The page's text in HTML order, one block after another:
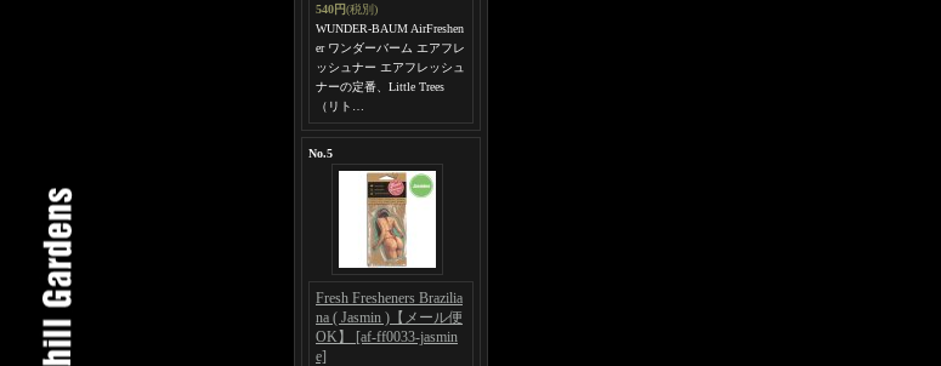
540円(税別)
WUNDER-BAUM AirFreshen
er ワンダーバーム エアフレ
ッシュナー エアフレッシュ
ナーの定番、Little Trees
（リト…
No.5
Fresh Fresheners Brazilia
na ( Jasmin )【メール便
OK】 [af-ff0033-jasmin
e]